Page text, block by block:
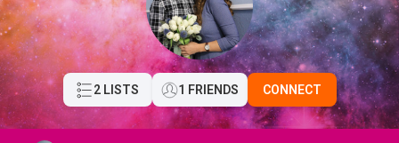
2 LISTS 1 FRIENDS CONNECT